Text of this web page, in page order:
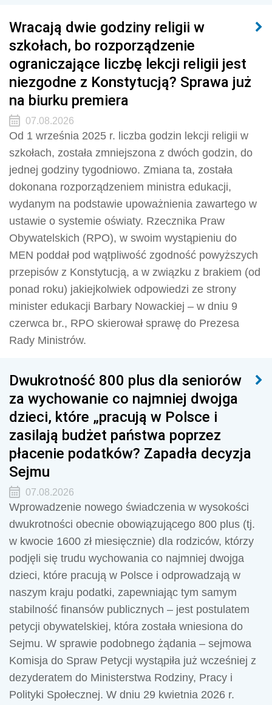
Wracają dwie godziny religii w
szkołach, bo rozporządzenie
ograniczające liczbę lekcji religii jest
niezgodne z Konstytucją? Sprawa już
na biurku premiera
07.08.2026
Od 1 września 2025 r. liczba godzin lekcji religii w
szkołach, została zmniejszona z dwóch godzin, do
jednej godziny tygodniowo. Zmiana ta, została
dokonana rozporządzeniem ministra edukacji,
wydanym na podstawie upoważnienia zawartego w
ustawie o systemie oświaty. Rzecznika Praw
Obywatelskich (RPO), w swoim wystąpieniu do
MEN poddał pod wątpliwość zgodność powyższych
przepisów z Konstytucją, a w związku z brakiem (od
ponad roku) jakiejkolwiek odpowiedzi ze strony
minister edukacji Barbary Nowackiej – w dniu 9
czerwca br., RPO skierował sprawę do Prezesa
Rady Ministrów.
Dwukrotność 800 plus dla seniorów
za wychowanie co najmniej dwojga
dzieci, które „pracują w Polsce i
zasilają budżet państwa poprzez
płacenie podatków? Zapadła decyzja
Sejmu
07.08.2026
Wprowadzenie nowego świadczenia w wysokości
dwukrotności obecnie obowiązującego 800 plus (tj.
w kwocie 1600 zł miesięcznie) dla rodziców, którzy
podjęli się trudu wychowania co najmniej dwojga
dzieci, które pracują w Polsce i odprowadzają w
naszym kraju podatki, zapewniając tym samym
stabilność finansów publicznych – jest postulatem
petycji obywatelskiej, która została wniesiona do
Sejmu. W sprawie podobnego żądania – sejmowa
Komisja do Spraw Petycji wystąpiła już wcześniej z
dezyderatem do Ministerstwa Rodziny, Pracy i
Polityki Społecznej. W dniu 29 kwietnia 2026 r.